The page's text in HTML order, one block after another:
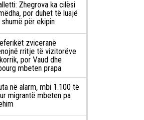
Zhegrova ka cilësi
por duhet të luajë
për ekipin
zviceranë
rritje të vizitorëve
por Vaud dhe
mbeten prapa
në alarm, mbi 1.100 të
migrantë mbeten pa